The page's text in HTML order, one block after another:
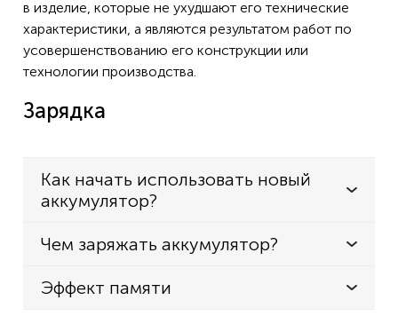
в изделие, которые не ухудшают его технические
характеристики, а являются результатом работ по
усовершенствованию его конструкции или
технологии производства.
Зарядка
Как начать использовать новый
аккумулятор?
Чем заряжать аккумулятор?
Эффект памяти